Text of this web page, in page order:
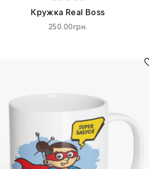
Кружка Real Boss
250.00грн.